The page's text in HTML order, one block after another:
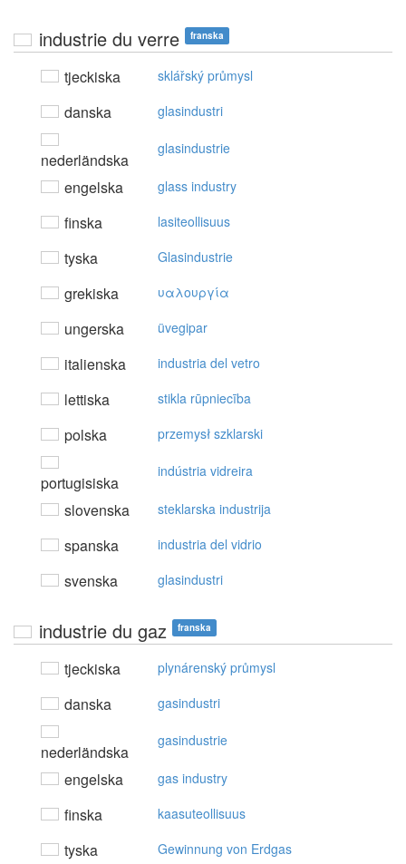
industrie du verre franska
tjeckiska sklářský průmysl
danska glasindustri
nederländska
glasindustrie
engelska glass industry
finska lasiteollisuus
tyska Glasindustrie
grekiska υαλoυργία
ungerska üvegipar
italienska industria del vetro
lettiska stikla rūpniecība
polska przemysł szklarski
portugisiska
indústria vidreira
slovenska steklarska industrija
spanska industria del vidrio
svenska glasindustri
industrie du gaz franska
tjeckiska plynárenský průmysl
danska gasindustri
nederländska
gasindustrie
engelska gas industry
finska kaasuteollisuus
tyska Gewinnung von Erdgas